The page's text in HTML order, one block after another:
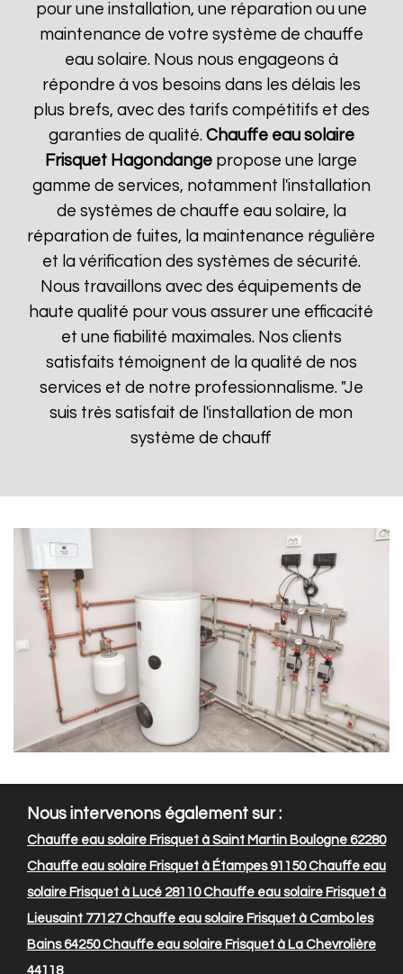
pour une installation, une réparation ou une
maintenance de votre système de chauffe
eau solaire. Nous nous engageons à
répondre à vos besoins dans les délais les
plus brefs, avec des tarifs compétitifs et des
garanties de qualité. Chauffe eau solaire
Frisquet Hagondange propose une large
gamme de services, notamment l'installation
de systèmes de chauffe eau solaire, la
réparation de fuites, la maintenance régulière
et la vérification des systèmes de sécurité.
Nous travaillons avec des équipements de
haute qualité pour vous assurer une efficacité
et une fiabilité maximales. Nos clients
satisfaits témoignent de la qualité de nos
services et de notre professionnalisme. "Je
suis très satisfait de l'installation de mon
système de chauff
Nous intervenons également sur :
Chauffe eau solaire Frisquet à Saint Martin Boulogne 62280
Chauffe eau solaire Frisquet à Étampes 91150Chauffe eau
solaire Frisquet à Lucé 28110Chauffe eau solaire Frisquet à
Lieusaint 77127Chauffe eau solaire Frisquet à Cambo les
Bains 64250Chauffe eau solaire Frisquet à La Chevrolière
44118